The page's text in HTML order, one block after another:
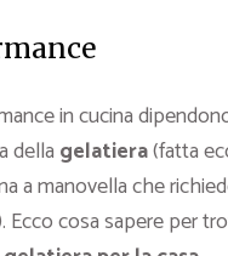
in cucina
della gelatiera(fatta
a manovella che
Ecco cosa sapere per